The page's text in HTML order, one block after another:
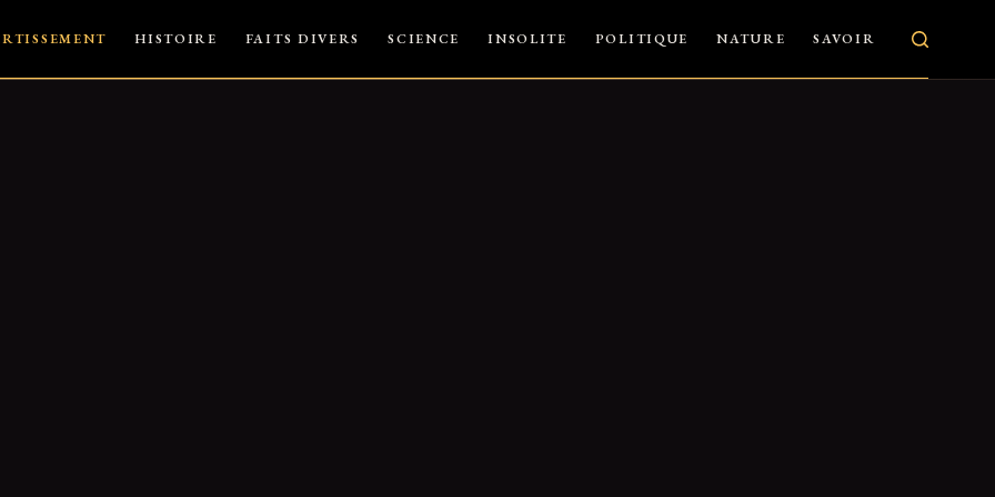
HISTOIRE FAITS DIVERS SCIENCE INSOLITE POLITIQUE NATURE SAVOIR